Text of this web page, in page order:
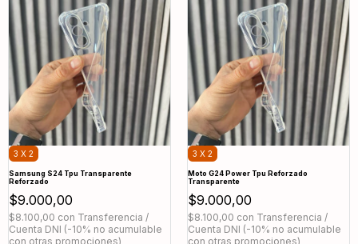
3 X 2
Samsung S24 Tpu Transparente
Reforzado
$9.000,00
$8.100,00 con Transferencia /
Cuenta DNI (-10% no acumulable
con otras promociones)
3 X 2
Moto G24 Power Tpu Reforzado
Transparente
$9.000,00
$8.100,00 con Transferencia /
Cuenta DNI (-10% no acumulable
con otras promociones)